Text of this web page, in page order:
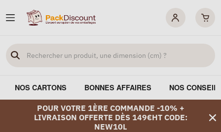
NOS CARTONS BONNES AFFAIRES NOS
POUR VOTRE 1ÈRE COMMANDE -10% +
LIVRAISON OFFERTE DÈS 149€HT CODE:
NEW10L